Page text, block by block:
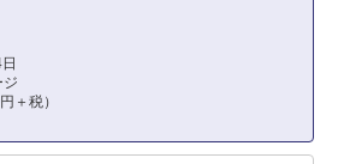
＋税）